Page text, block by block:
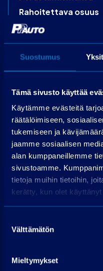
Suostumus
Tämä sivusto käyttää
Käytämme evästeitä
räätälöimiseen,
tukemiseen ja
jaamme sosiaalisen
alan kumppaneillemme
sivustoamme.
tietoja muihin tietoihin,
kerätty, kun olet
valinta
Välttämätön
Mieltymykset
Rahoitettava osuus
Käsittelymaksu
Korko
Maksuerät
Todellinen
Hae rahoitusta
Edellyttää
PP-auto Raisio
Kuninkojankaari 3